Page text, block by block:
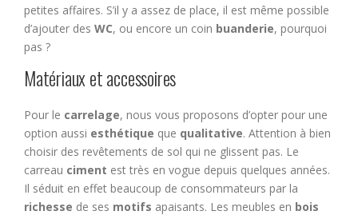
petites affaires. S’il y a assez de place, il est même possible
d’ajouter des WC, ou encore un coin buanderie, pourquoi
pas ?
Matériaux et accessoires
Pour le carrelage, nous vous proposons d’opter pour une
option aussi esthétique que qualitative. Attention à bien
choisir des revêtements de sol qui ne glissent pas. Le
carreau ciment est très en vogue depuis quelques années.
Il séduit en effet beaucoup de consommateurs par la
richesse de ses motifs apaisants. Les meubles en bois